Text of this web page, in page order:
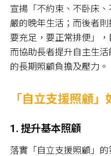
宣揚「不約束、不卧床
嚴的晚年生活；而後者
要充足，要正常排便」
而協助長者提升自主生
的長期照顧負擔及壓力。
「自立支援照顧」
1. 提升基本照顧
落實「自立支援照顧」